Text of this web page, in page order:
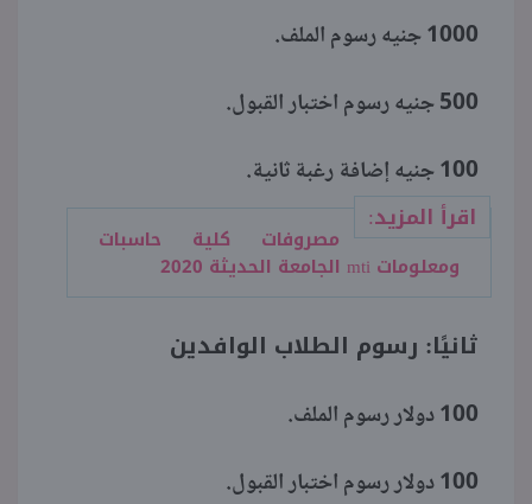
1000 جنيه رسوم الملف.
500 جنيه رسوم اختبار القبول.
100 جنيه إضافة رغبة ثانية.
اقرأ المزيد:
مصروفات كلية حاسبات
ومعلومات mti الجامعة الحديثة 2020
ثانيًا: رسوم الطلاب الوافدين
100 دولار رسوم الملف.
100 دولار رسوم اختبار القبول.